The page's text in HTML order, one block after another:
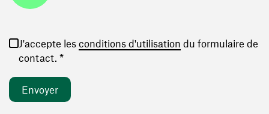
J'accepte les conditions d'utilisation (ouvre une
du formulaire de
contact. *